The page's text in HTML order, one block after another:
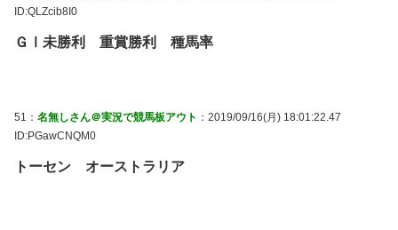
ID:QLZcib8I0
ＧⅠ未勝利 重賞勝利 種馬率
51： 名無しさん＠実況で競馬板アウト ：2019/09/16(月) 18:01:22.47
ID:PGawCNQM0
トーセン オーストラリア